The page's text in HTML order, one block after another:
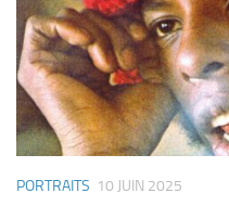
PORTRAITS 10 JUIN 2025